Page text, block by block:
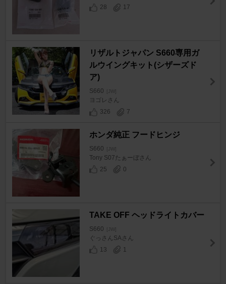
28 17
リザルトジャパン S660専用ガ
ルウイングキット(シザーズド
ア)
S660 [JW]
ヨゴレさん
326
7
ホンダ純正 フードヒンジ
S660 [JW]
Tony S07たぁーぼさん
25
0
TAKE OFF ヘッドライトカバー
S660 [JW]
ぐっさんSAさん
13
1